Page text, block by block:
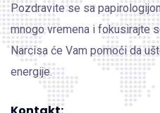
Pozdravite se sa
mnogo vremena i fokusirajte
Narcisa će Vam pomoći da
energije.